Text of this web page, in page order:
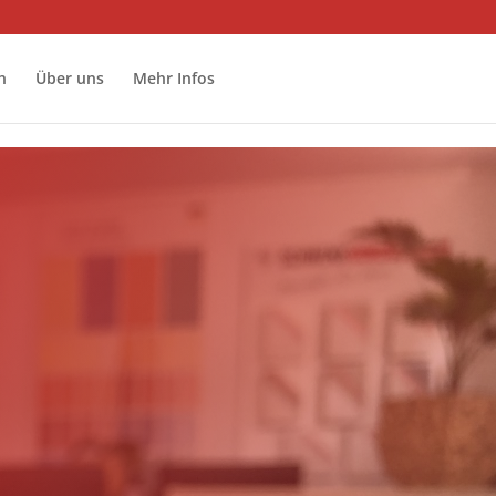
Über uns Mehr Infos